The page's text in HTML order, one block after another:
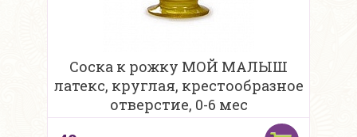
Соска к рожку МОЙ МАЛЫШ
латекс, круглая, крестообразное
отверстие, 0-6 мес